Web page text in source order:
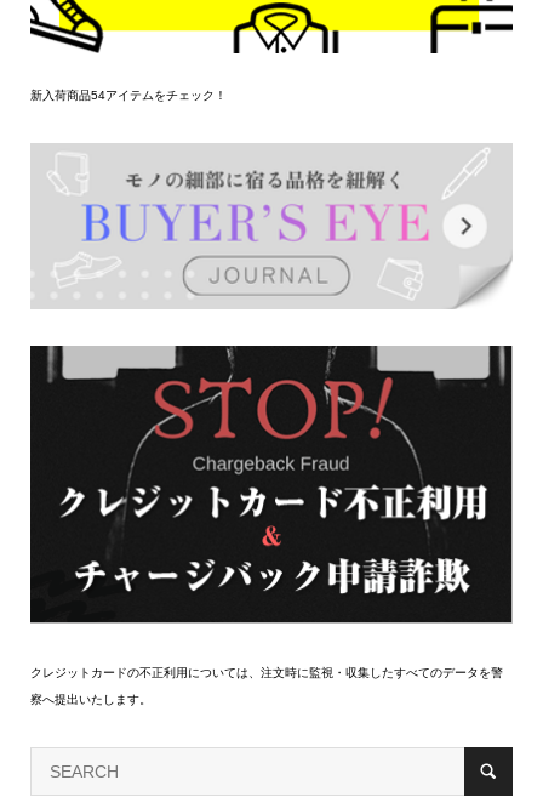
新入荷商品54アイテムをチェック！
クレジットカードの不正利用については、注文時に監視・収集したすべてのデータを警
察へ提出いたします。